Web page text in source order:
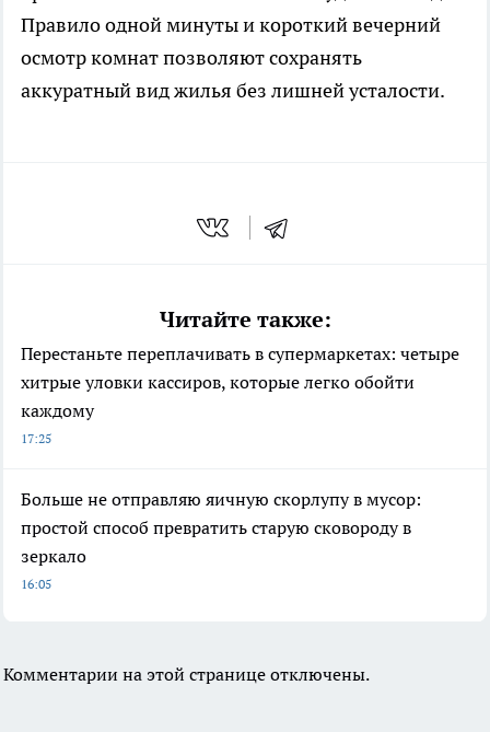
Правило одной минуты и короткий вечерний
осмотр комнат позволяют сохранять
аккуратный вид жилья без лишней усталости.
Читайте также:
Перестаньте переплачивать в супермаркетах: четыре
хитрые уловки кассиров, которые легко обойти
каждому
17:25
Больше не отправляю яичную скорлупу в мусор:
простой способ превратить старую сковороду в
зеркало
16:05
Комментарии на этой странице отключены.